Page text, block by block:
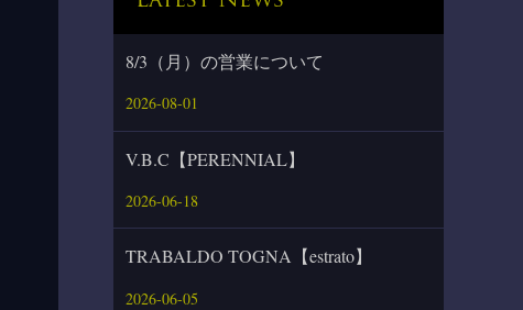
8/3（月）の営業について
2026-08-01
V.B.C【PERENNIAL】
2026-06-18
TRABALDO TOGNA【estrato】
2026-06-05